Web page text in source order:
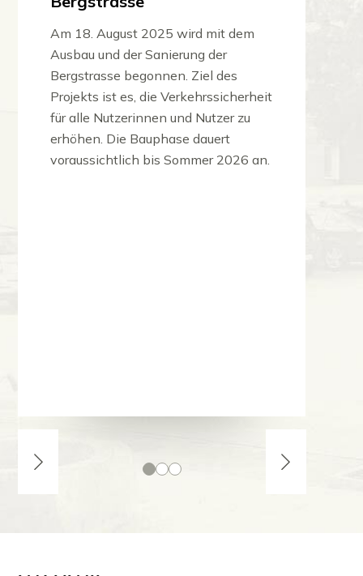
Am 18. August 2025 wird mit dem
Ausbau und der Sanierung der
Bergstrasse begonnen. Ziel des
Projekts ist es, die Verkehrssicherheit
für alle Nutzerinnen und Nutzer zu
erhöhen. Die Bauphase dauert
voraussichtlich bis Sommer 2026 an.